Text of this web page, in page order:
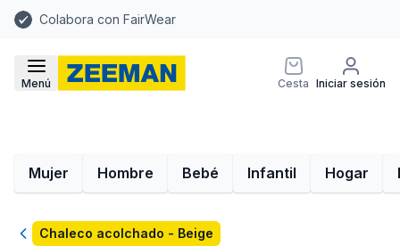
Colabora con FairWear
Menú Cesta Iniciar sesión
Mujer Hombre Bebé Infantil Hogar
VolverChaleco acolchado - Beige